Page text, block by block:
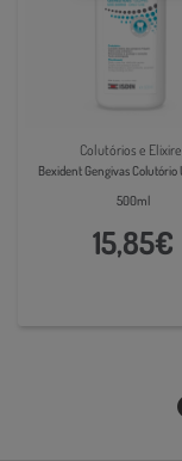
Colutórios e
Bexident Gengivas Colutório
500ml
15,85€